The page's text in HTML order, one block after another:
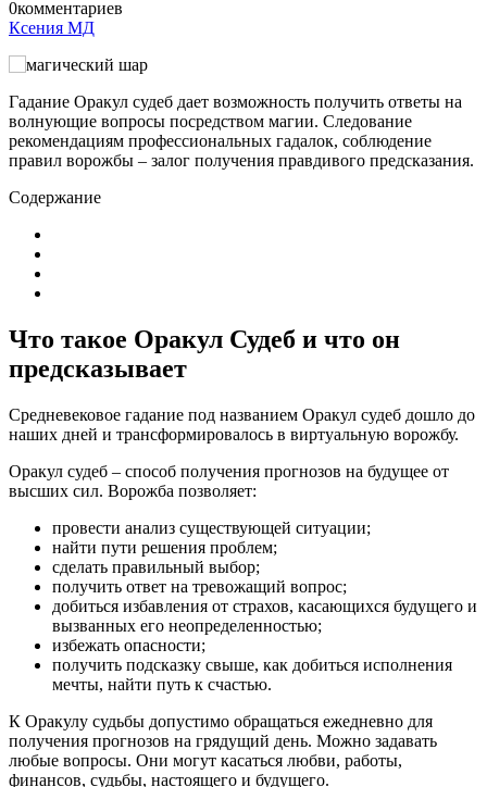
0комментариев
Ксения МД
Гадание Оракул судеб дает возможность получить ответы на
волнующие вопросы посредством магии. Следование
рекомендациям профессиональных гадалок, соблюдение
правил ворожбы – залог получения правдивого предсказания.
Содержание
Что такое Оракул Судеб и что он
предсказывает
Средневековое гадание под названием Оракул судеб дошло до
наших дней и трансформировалось в виртуальную ворожбу.
Оракул судеб – способ получения прогнозов на будущее от
высших сил. Ворожба позволяет:
провести анализ существующей ситуации;
найти пути решения проблем;
сделать правильный выбор;
получить ответ на тревожащий вопрос;
добиться избавления от страхов, касающихся будущего и
вызванных его неопределенностью;
избежать опасности;
получить подсказку свыше, как добиться исполнения
мечты, найти путь к счастью.
К Оракулу судьбы допустимо обращаться ежедневно для
получения прогнозов на грядущий день. Можно задавать
любые вопросы. Они могут касаться любви, работы,
финансов, судьбы, настоящего и будущего.